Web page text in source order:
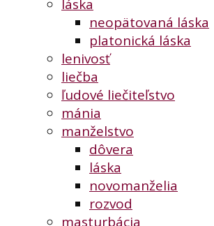
láska
neopätovaná láska
platonická láska
lenivosť
liečba
ľudové liečiteľstvo
mánia
manželstvo
dôvera
láska
novomanželia
rozvod
masturbácia